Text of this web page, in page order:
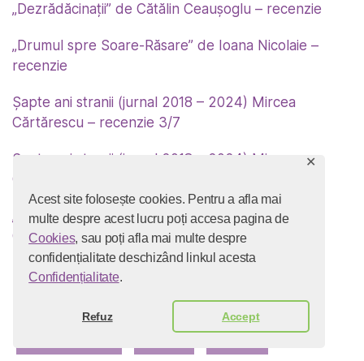
Acest site folosește cookies. Pentru a afla mai
multe despre acest lucru poți accesa pagina de
Cookies, sau poți afla mai multe despre
confidențialitate deschizând linkul acesta
Confidențialitate.
Refuz Accept
✕
„Dezrădăcinații” de Cătălin Ceaușoglu – recenzie
„Drumul spre Soare-Răsare” de Ioana Nicolaie –
recenzie
Șapte ani stranii (jurnal 2018 – 2024) Mircea
Cărtărescu – recenzie 3/7
Șapte ani stranii (jurnal 2018 – 2024) Mircea
Cărtărescu – recenzie 2/7
„Șapte ani stranii” (jurnal 2018 – 2024) Mircea
Cărtărescu – recenzie 1/7
Scriu în